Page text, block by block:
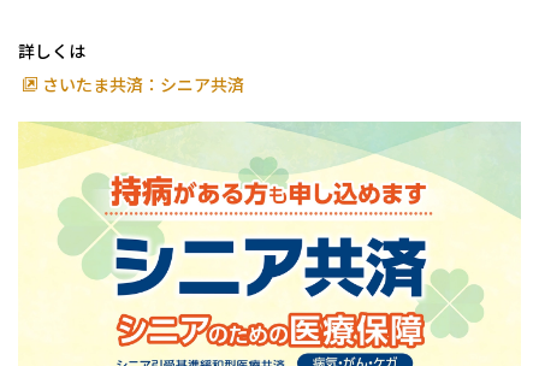
詳しくは
さいたま共済：シニア共済